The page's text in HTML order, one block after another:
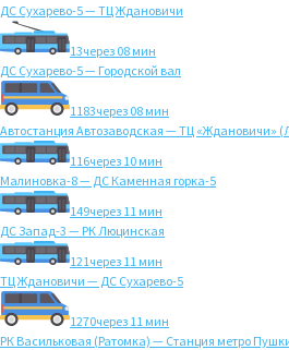
ДС Сухарево-5 — ТЦ Ждановичи
13через 08 мин
ДС Сухарево-5 — Городской вал
1183через 08 мин
Автостанция Автозаводская — ТЦ «Ждановичи»
116через 10 мин
Малиновка-8 — ДС Каменная горка-5
149через 11 мин
ДС Запад-3 — РК Люцинская
121через 11 мин
ТЦ Ждановичи — ДС Сухарево-5
1270через 11 мин
РК Васильковая (Ратомка) — Станция метро